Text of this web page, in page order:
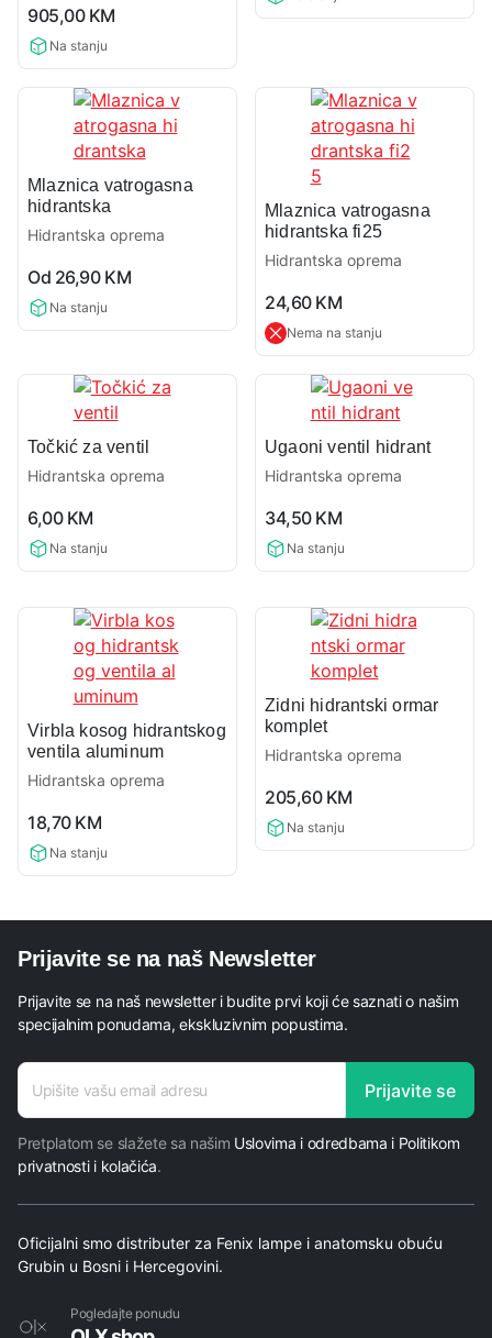
rating
905,00 KM
Na stanju
Mlaznica vatrogasna
hidrantska
Hidrantska oprema
rating
Od 26,90 KM
Na stanju
Mlaznica vatrogasna
hidrantska fi25
Hidrantska oprema
rating
24,60 KM
Nema na stanju
Točkić za ventil
Hidrantska oprema
rating
6,00 KM
Na stanju
Ugaoni ventil hidrant
Hidrantska oprema
rating
34,50 KM
Na stanju
Virbla kosog hidrantskog
ventila aluminum
Hidrantska oprema
rating
18,70 KM
Na stanju
Zidni hidrantski ormar
komplet
Hidrantska oprema
rating
205,60 KM
Na stanju
Prijavite se na naš Newsletter
Prijavite se na naš newsletter i budite prvi koji će saznati o našim
specijalnim ponudama, ekskluzivnim popustima.
adresa
E-mail
Prijavite se
Pretplatom se slažete sa našim Uslovima i odredbama i Politikom
privatnosti i kolačića.
Oficijalni smo distributer za Fenix lampe i anatomsku obuću
Grubin u Bosni i Hercegovini.
Pogledajte ponudu